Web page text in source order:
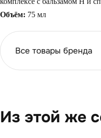
Объём: 75 мл
Все товары бренда
Из этой же